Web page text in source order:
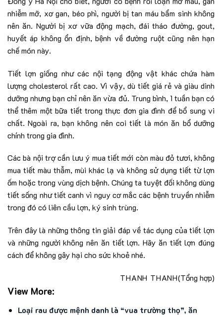
nhiễm mỡ, xơ gan, béo phì, người bị tan máu bẩm sinh không
nên ăn. Người bị xơ vữa động mạch, đái tháo đường, gout,
huyết áp không ổn định, bệnh về đường ruột cũng nên hạn
chế món này.
Tiết lợn giống như các nội tạng động vật khác chứa hàm
lượng cholesterol rất cao. Vì vậy, dù tiết giá rẻ và giàu dinh
dưỡng nhưng bạn chỉ nên ăn vừa đủ. Trung bình, 1 tuần bạn có
thể thêm một bữa tiết trong thực đơn gia đình để bổ sung vi
chất. Ngoài ra, bạn không nên coi tiết là món ăn bổ dưỡng
chính trong gia đình.
Các bà nội trợ cần lưu ý mua tiết mới còn màu đỏ tươi, không
mua tiết màu thẫm, mùi khác lạ và không sử dụng tiết từ lợn
ốm hoặc trong vùng dịch bệnh. Chúng ta tuyệt đối không dùng
tiết sống như tiết canh vì nguy cơ mắc các bệnh truyền nhiễm
trong đó có liên cầu lợn, ký sinh trùng.
Trên đây là những thông tin giải đáp về tác dụng của tiết lợn
và những người không nên ăn tiết lợn. Hãy ăn tiết lợn đúng
cách để không gây hại cho sức khoẻ nhé.
THANH THANH(Tổng hợp)
View More:
Loại rau được mệnh danh là “vua trường thọ”, ăn